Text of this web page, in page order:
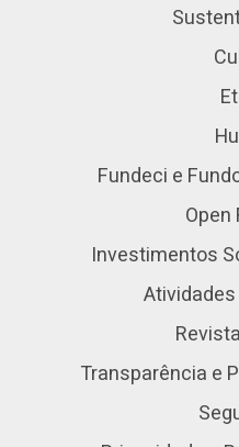
Fundeci e
Open
Investimentos
Transparência e